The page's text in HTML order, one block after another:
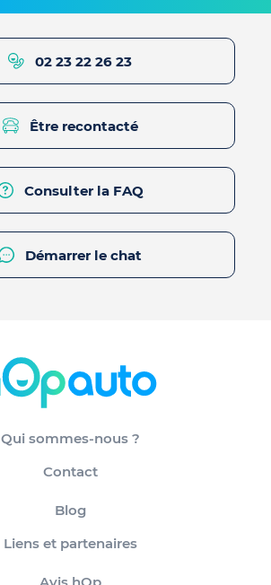
02 23 22 26 23
Être recontacté
Consulter la FAQ
Démarrer le chat
Qui sommes-nous ?
Contact
Blog
Liens et partenaires